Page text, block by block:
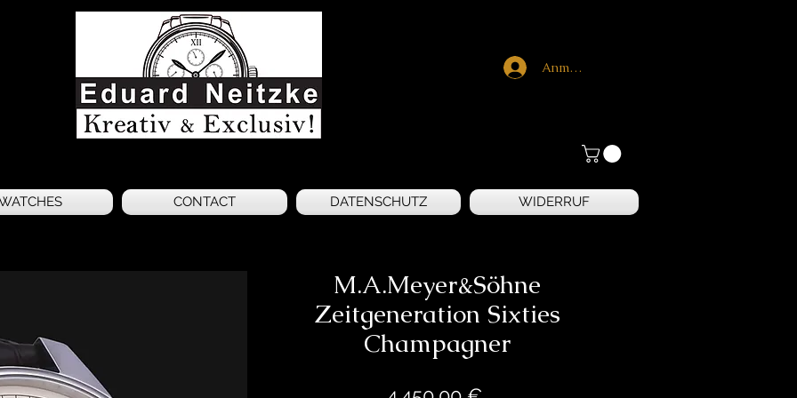
Anmelden
CONTACT DATENSCHUTZ WIDERRUF
M.A.Meyer&Söhne
Zeitgeneration Sixties
Champagner